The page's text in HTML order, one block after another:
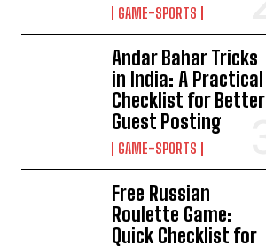
GAME-SPORTS
Andar Bahar Tricks
in India: A Practical
Checklist for Better
Guest Posting
GAME-SPORTS
Free Russian
Roulette Game:
Quick Checklist for